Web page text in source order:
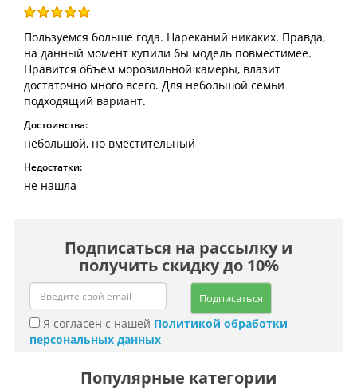
Пользуемся больше года. Нареканий никаких. Правда,
на данный момент купили бы модель повместимее.
Нравится объем морозильной камеры, влазит
достаточно много всего. Для небольшой семьи
подходящий вариант.
Достоинства:
небольшой, но вместительный
Недостатки:
не нашла
Подписаться на рассылку и
получить скидку до 10%
Подписаться
Я согласен с нашей Политикой обработки
персональных данных
Популярные категории